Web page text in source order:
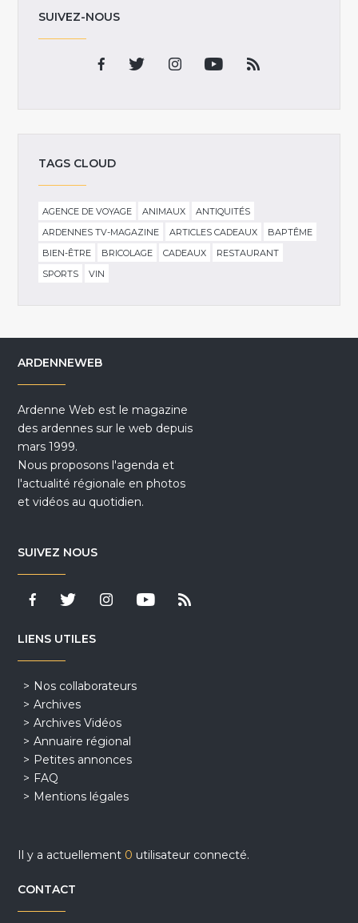
SUIVEZ-NOUS
TAGS CLOUD
AGENCE DE VOYAGE ANIMAUX
ANTIQUITÉS
ARDENNES TV-MAGAZINE
ARTICLES CADEAUX
BAPTÊME
BIEN-ÊTRE
BRICOLAGE CADEAUX
RESTAURANT
SPORTS
VIN
ARDENNEWEB
Ardenne Web est le magazine
des ardennes sur le web depuis
mars 1999.
Nous proposons l'agenda et
l'actualité régionale en photos
et vidéos au quotidien.
SUIVEZ NOUS
LIENS UTILES
Nos collaborateurs
Archives
Archives Vidéos
Annuaire régional
Petites annonces
FAQ
Mentions légales
Il y a actuellement 0 utilisateur connecté.
CONTACT